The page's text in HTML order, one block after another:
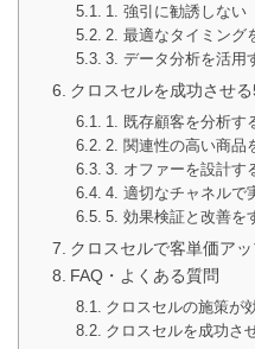
1. 強引に勧誘しない
2. 最適なタイミング
3. データ分析を活用
クロスセルを成功させ
1. 既存顧客を分析す
2. 関連性の高い商品
3. オファーを設計す
4. 適切なチャネルで
5. 効果検証と改善を
クロスセルで客単価ア
FAQ・よくある質問
クロスセルの施策が
クロスセルを成功さ